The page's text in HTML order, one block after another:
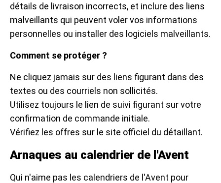
détails de livraison incorrects, et inclure des liens
malveillants qui peuvent voler vos informations
personnelles ou installer des logiciels malveillants.
Comment se protéger ?
Ne cliquez jamais sur des liens figurant dans des
textes ou des courriels non sollicités.
Utilisez toujours le lien de suivi figurant sur votre
confirmation de commande initiale.
Vérifiez les offres sur le site officiel du détaillant.
Arnaques au calendrier de l'Avent
Qui n'aime pas les calendriers de l'Avent pour